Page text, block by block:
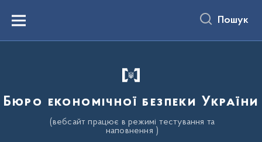
вмістуMenu Пошук
Бюро економічної безпеки України
(вебсайт працює в режимі тестування та
наповнення )